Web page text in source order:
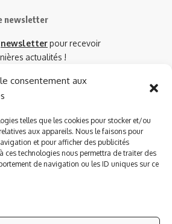
consentement aux
telles que les cookies pour stocker et/ou
aux appareils. Nous le faisons pour
et pour afficher des publicités
ces technologies nous permettra de traiter des
de navigation ou les ID uniques sur ce
newsletter
newsletterpour recevoir
actualités !